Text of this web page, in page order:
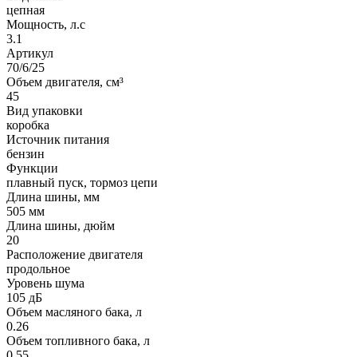
цепная
Мощность, л.с
3.1
Артикул
70/6/25
Объем двигателя, см³
45
Вид упаковки
коробка
Источник питания
бензин
Функции
плавный пуск, тормоз цепи
Длина шины, мм
505 мм
Длина шины, дюйм
20
Расположение двигателя
продольное
Уровень шума
105 дБ
Объем масляного бака, л
0.26
Объем топливного бака, л